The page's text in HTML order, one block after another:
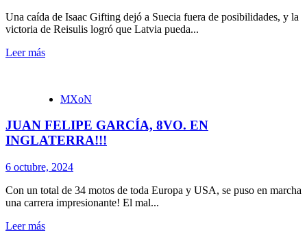
Una caída de Isaac Gifting dejó a Suecia fuera de posibilidades, y la
victoria de Reisulis logró que Latvia pueda...
Leer más
MXoN
JUAN FELIPE GARCÍA, 8VO. EN
INGLATERRA!!!
6 octubre, 2024
Con un total de 34 motos de toda Europa y USA, se puso en marcha
una carrera impresionante! El mal...
Leer más